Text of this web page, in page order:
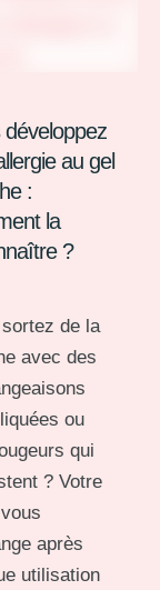
développez
au gel
:
la
?
de la
avec des
ou
qui
? Votre
après
utilisation